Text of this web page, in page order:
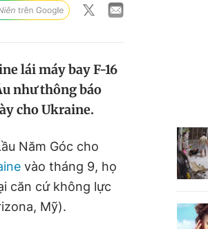
lái máy bay F-16
như thông báo
cho Ukraine.
Năm Góc cho
vào tháng 9, họ
căn cứ không lực
Mỹ).